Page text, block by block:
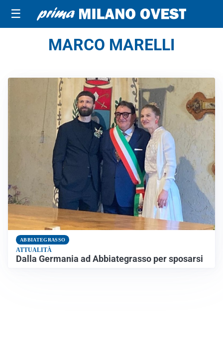
☰
MARCO MARELLI
ABBIATEGRASSO
ATTUALITÀ
Dalla Germania ad Abbiategrasso per sposarsi